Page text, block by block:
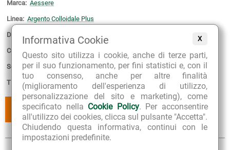
X
Informativa Cookie
Questo sito utilizza i cookie, anche di terze parti,
per il suo funzionamento, per fini statistici e, con il
tuo consenso, anche per altre finalità
(miglioramento dell'esperienza di utilizzo,
personalizzazione del sito e marketing), come
specificato nella Cookie Policy. Per acconsentire
all'utilizzo dei cookies, clicca sul pulsante "Accetta".
Chiudendo questa informativa, continui con le
impostazioni predefinite.
Marca: Aessere
Linea: Argento Colloidale Plus
Disponibilità:
Confezione: 150 ml con erogatore no-gas
Scadenza: 30-12-2028
Tipologia: Dispositivo medico detraibile
AGGIUNGI
AL CESTINO
AGGIUNGI
AI PREFERITI